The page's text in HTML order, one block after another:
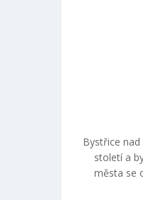
Bystřice
století a
města se